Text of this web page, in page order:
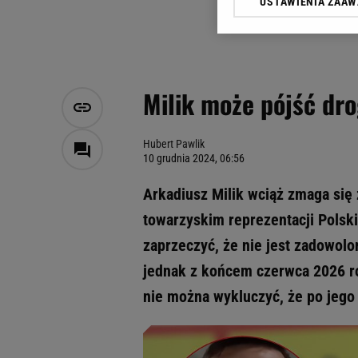
Milik może pójść
Hubert Pawlik
10 grudnia 2024, 06:56
Arkadiusz Milik wciąż zmaga
towarzyskim reprezentacji
zaprzeczyć, że nie jest
jednak z końcem czerwca 2026
nie można wykluczyć, że po
Klikając „Akceptuję”
Zaufanych Partnerów i
My, nasi Zaufani
Użycie dokładnych
badnie odbiorców i